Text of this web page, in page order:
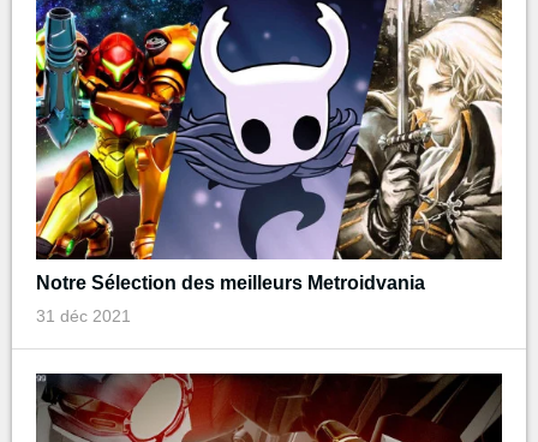
Notre Sélection des meilleurs Metroidvania
31 déc 2021